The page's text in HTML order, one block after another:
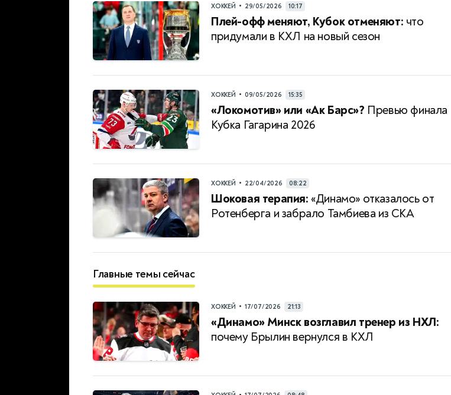
ХОККЕЙ • 29/05/2026 10:17
Плей-офф меняют, Кубок отменяют: что
придумали в КХЛ на новый сезон
ХОККЕЙ • 09/05/2026 15:35
«Локомотив» или «Ак Барс»? Превью финала
Кубка Гагарина 2026
ХОККЕЙ • 22/04/2026 08:22
Шоковая терапия: «Динамо» отказалось от
Ротенберга и забрало Тамбиева из СКА
Главные темы сейчас
ХОККЕЙ • 17/07/2026 21:13
«Динамо» Минск возглавил тренер из НХЛ:
почему Брылин вернулся в КХЛ